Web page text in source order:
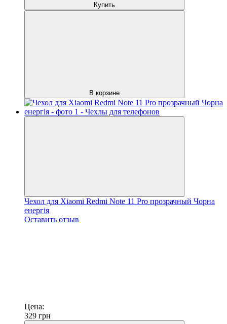
Купить
В корзине
Чехол для Xiaomi Redmi Note 11 Pro прозрачный Чорна
енергія
Оставить отзыв
Цена:
329 грн